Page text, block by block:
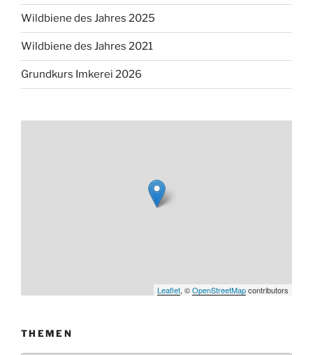
Wildbiene des Jahres 2025
Wildbiene des Jahres 2021
Grundkurs Imkerei 2026
Leaflet, ©OpenStreetMapcontributors
THEMEN